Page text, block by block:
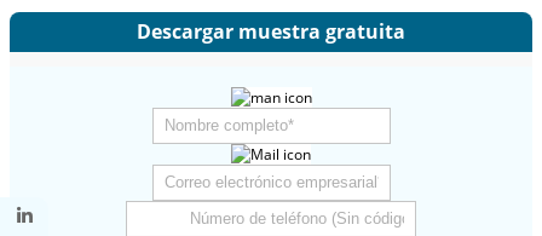
Descargar muestra gratuita